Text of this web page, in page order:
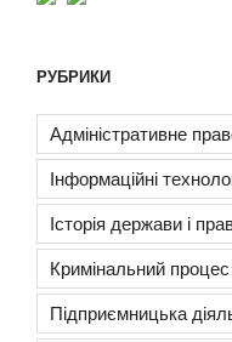
РУБРИКИ
Адміністративне
Інформаційні
Історія держави і
Кримінальний процес
Підприємницька